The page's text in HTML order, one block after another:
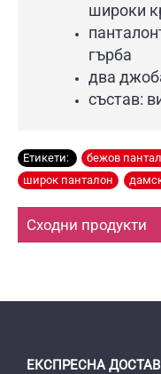
широки
гърба
два
състав:
Етикети: бежов
широк панталон
Сходни продукти
ЕКСПРЕСНА